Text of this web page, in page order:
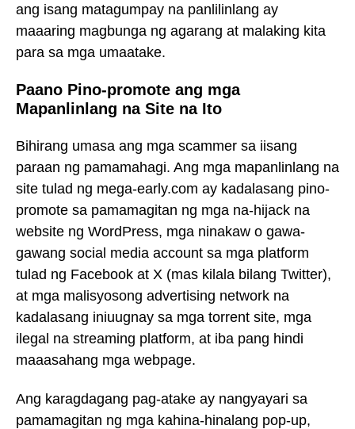
ang isang matagumpay na panlilinlang ay
maaaring magbunga ng agarang at malaking kita
para sa mga umaatake.
Paano Pino-promote ang mga
Mapanlinlang na Site na Ito
Bihirang umasa ang mga scammer sa iisang
paraan ng pamamahagi. Ang mga mapanlinlang na
site tulad ng mega-early.com ay kadalasang pino-
promote sa pamamagitan ng mga na-hijack na
website ng WordPress, mga ninakaw o gawa-
gawang social media account sa mga platform
tulad ng Facebook at X (mas kilala bilang Twitter),
at mga malisyosong advertising network na
kadalasang iniuugnay sa mga torrent site, mga
ilegal na streaming platform, at iba pang hindi
maaasahang mga webpage.
Ang karagdagang pag-atake ay nangyayari sa
pamamagitan ng mga kahina-hinalang pop-up,